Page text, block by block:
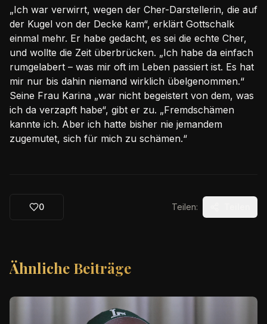
„Ich war verwirrt, wegen der Cher-Darstellerin, die auf
der Kugel von der Decke kam“, erklärt Gottschalk
einmal mehr. Er habe gedacht, es sei die echte Cher,
und wollte die Zeit überbrücken. „Ich habe da einfach
rumgelabert – was mir oft im Leben passiert ist. Es hat
mir nur bis dahin niemand wirklich übelgenommen.“
Seine Frau Karina „war nicht begeistert von dem, was
ich da verzapft habe“, gibt er zu. „Fremdschämen
kannte ich. Aber ich hatte bisher nie jemandem
zugemutet, sich für mich zu schämen.“
0 Teilen:
Ähnliche Beiträge